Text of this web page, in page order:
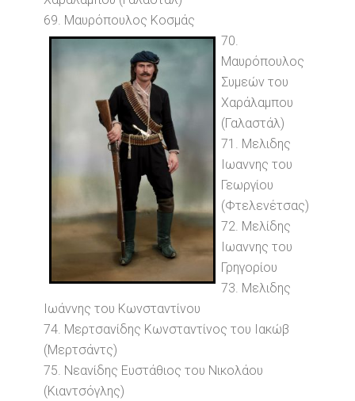
69. Μαυρόπουλος Κοσμάς
70.
Μαυρόπουλος
Συμεών του
Χαράλαμπου
(Γαλαστάλ)
71. Μελιδης
Ιωαννης του
Γεωργίου
(Φτελενέτσας)
72. Μελίδης
Ιωαννης του
Γρηγορίου
73. Μελιδης
Ιωάννης του Κωνσταντίνου
74. Μερτσανίδης Κωνσταντίνος του Ιακώβ
(Μερτσάντς)
75. Νεανίδης Ευστάθιος του Νικολάου
(Κιαντσόγλης)